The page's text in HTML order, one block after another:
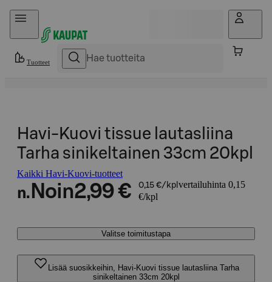
Hyppää sisältöön
Tuotteet
Havi-Kuovi tissue lautasliina
Tarha sinikeltainen 33cm 20kpl
Kaikki Havi-Kuovi-tuotteet
n. Noin2,99 € 0,15 €/kpl vertailuhinta 0,15
€/kpl
Valitse toimitustapa
Lisää suosikkeihin, Havi-Kuovi tissue lautasliina Tarha
sinikeltainen 33cm 20kpl